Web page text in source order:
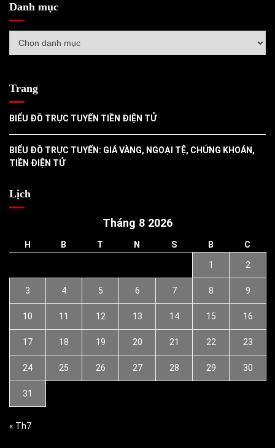
Danh mục
mục
Trang
BIỂU ĐỒ TRỰC TUYẾN TIỀN ĐIỆN TỬ
BIỂU ĐỒ TRỰC TUYẾN: GIÁ VÀNG, NGOẠI TỆ, CHỨNG KHOÁN,
TIỀN ĐIỆN TỬ
Lịch
Tháng 8 2026
H B T N S B C
1 2
3 4 5 6 7 8 9
10 11 12 13 14 15 16
17 18 19 20 21 22 23
24 25 26 27 28 29 30
31
« Th7